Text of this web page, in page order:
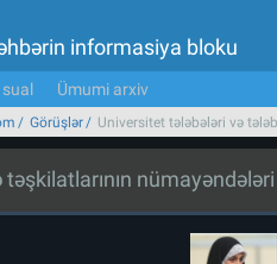
informasiya bloku
sual Ümumi arxiv
Görüşlər Universitet tələbələri və